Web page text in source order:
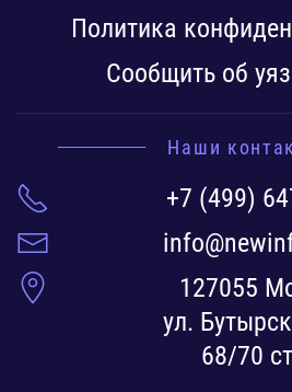
Политика
Сообщить об
Наши
+7 (499)
127055
ул.
68/70